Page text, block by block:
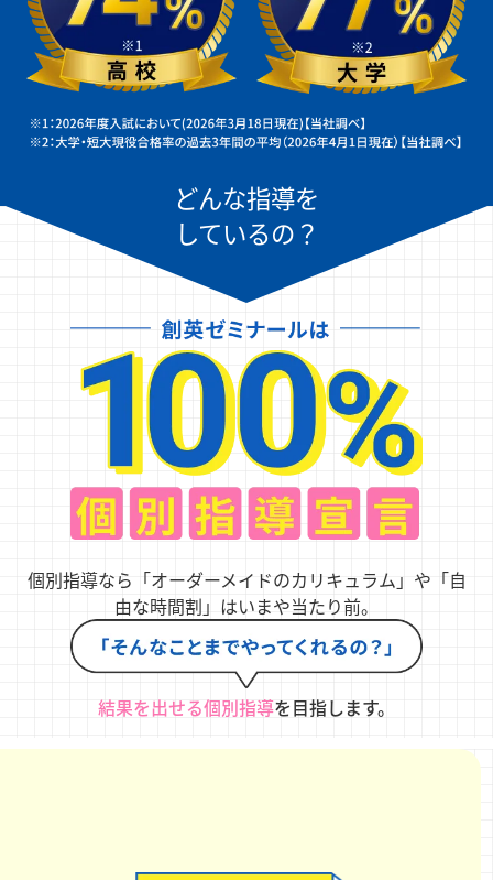
どんな指導を
しているの？
個別指導なら「オーダーメイドのカリキュラム」や「自
由な時間割」はいまや当たり前。
結果を出せる個別指導を目指します。